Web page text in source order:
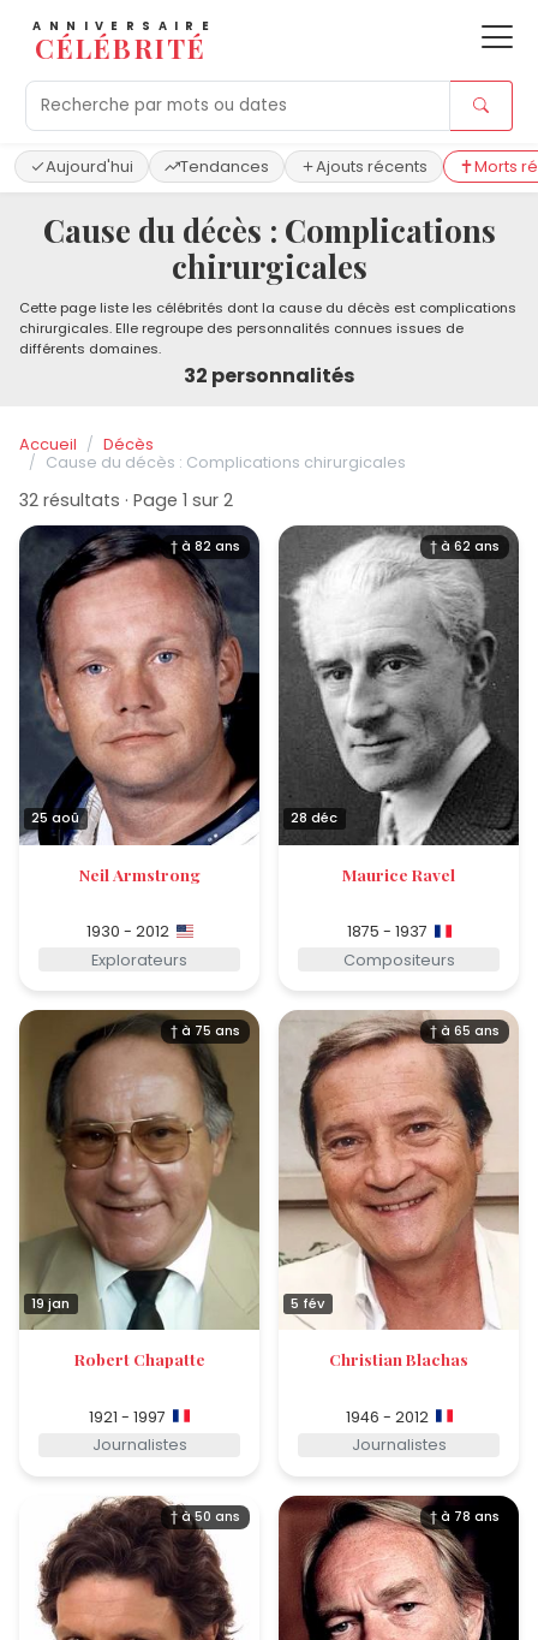
ANNIVERSAIRE
CÉLÉBRITÉ
Aujourd'hui Tendances Ajouts récents Morts
Cause du décès : Complications
chirurgicales
Cette page liste les célébrités dont la cause du décès est complications
chirurgicales. Elle regroupe des personnalités connues issues de
différents domaines.
32 personnalités
Accueil
Décès
Cause du décès : Complications chirurgicales
32 résultats · Page 1 sur 2
† à 82 ans
25 aoû
Neil Armstrong
1930 - 2012
Explorateurs
† à 62 ans
28 déc
Maurice Ravel
1875 - 1937
Compositeurs
† à 75 ans
19 jan
Robert Chapatte
1921 - 1997
Journalistes
† à 65 ans
5 fév
Christian Blachas
1946 - 2012
Journalistes
† à 50 ans † à 78 ans